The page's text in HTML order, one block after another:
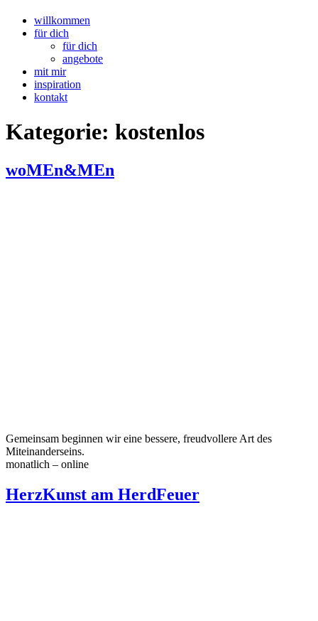
willkommen
für dich
für dich
angebote
mit mir
inspiration
kontakt
Kategorie: kostenlos
woMEn&MEn
Gemeinsam beginnen wir eine bessere, freudvollere Art des
Miteinanderseins.
monatlich – online
HerzKunst am HerdFeuer